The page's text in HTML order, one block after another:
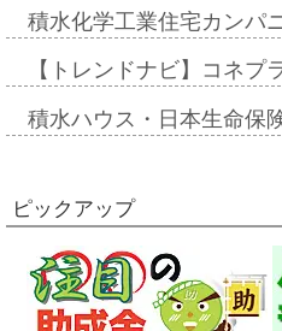
積水化学工業住宅カンパ
【トレンドナビ】コネ
積水ハウス・日本生命保
ピックアップ